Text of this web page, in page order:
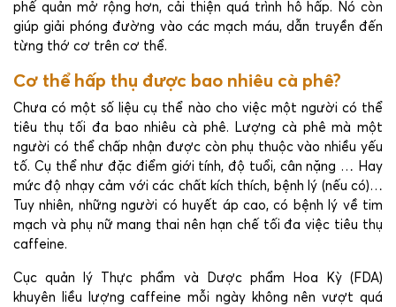
phế quản mở rộng hơn, cải thiện quá trình hô hấp. Nó còn
giúp giải phóng đường vào các mạch máu, dẫn truyền đến
từng thớ cơ trên cơ thể.
Cơ thể hấp thụ được bao nhiêu cà phê?
Chưa có một số liệu cụ thể nào cho việc một người có thể
tiêu thụ tối đa bao nhiêu cà phê. Lượng cà phê mà một
người có thể chấp nhận được còn phụ thuộc vào nhiều yếu
tố. Cụ thể như đặc điểm giới tính, độ tuổi, cân nặng … Hay
mức độ nhạy cảm với các chất kích thích, bệnh lý (nếu có)…
Tuy nhiên, những người có huyết áp cao, có bệnh lý về tim
mạch và phụ nữ mang thai nên hạn chế tối đa việc tiêu thụ
caffeine.
Cục quản lý Thực phẩm và Dược phẩm Hoa Kỳ (FDA)
khuyên liều lượng caffeine mỗi ngày không nên vượt quá